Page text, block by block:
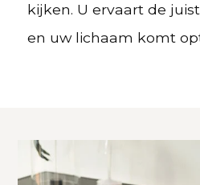
kijken. U ervaart de
en uw lichaam komt